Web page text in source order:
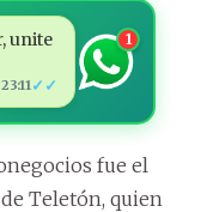
unite
23:11✓✓
1
fue el
Teletón, quien